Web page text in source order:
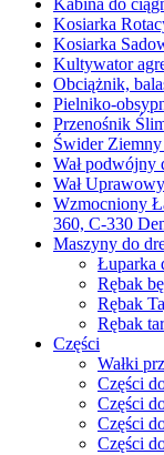
Kosiarka
Kosiarka
Kultywator
Obciążnik,
Pielniko-
Przenośnik
Świder
Wał podwójny
Wał
Wzmocniony
360, C-330
Maszyny do
Łuparka
Rębak
Rębak
Rębak
Części
Wałki
Części
Części
Części
Części